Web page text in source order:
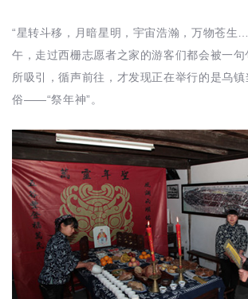
“星转斗移，月暗星明，宇宙浩瀚，万物苍
午，走过西栅志愿者之家的游客们都会被一
所吸引，循声前往，才发现正在举行的是乌
俗——“祭年神”。